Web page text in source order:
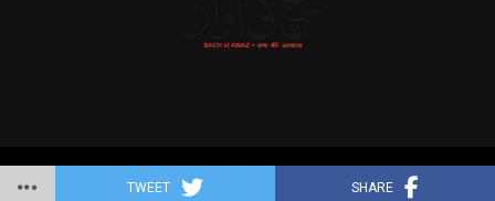
SHARE
TWEET
Copyright © 2025 Probitas News Network